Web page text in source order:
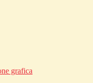
grafica